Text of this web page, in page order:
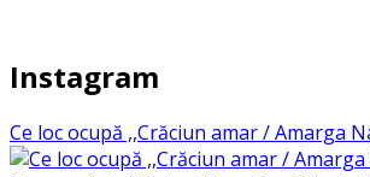
Instagram
Ce loc ocupă ,,Crăciun amar / Amarga